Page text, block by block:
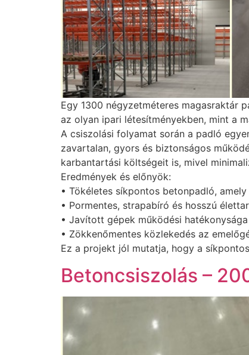
Egy 1300 négyzetméteres magasraktár
az olyan ipari létesítményekben, mint a
A csiszolási folyamat során a padló
zavartalan, gyors és biztonságos
karbantartási költségeit is, mivel
Eredmények és előnyök:
• Tökéletes síkpontos betonpadló,
• Pormentes, strapabíró és hosszú
• Javított gépek működési
• Zökkenőmentes közlekedés az
Ez a projekt jól mutatja, hogy a
Betoncsiszolás –